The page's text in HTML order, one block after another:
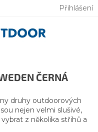
Přihlášení
ČERNÁ
druhy outdoorových
nejen velmi slušivé,
z několika střihů a